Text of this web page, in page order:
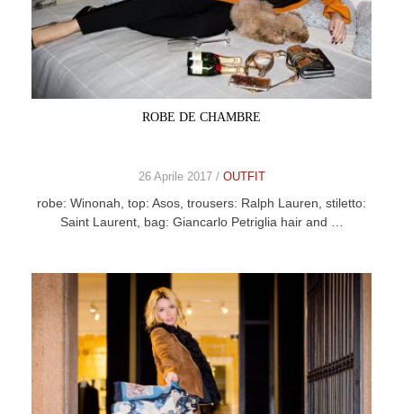
PARTIES
ARCHIVES
CONTACT
HOME
ROBE DE CHAMBRE
26 Aprile 2017 / OUTFIT
robe: Winonah, top: Asos, trousers: Ralph Lauren, stiletto:
Saint Laurent, bag: Giancarlo Petriglia hair and …